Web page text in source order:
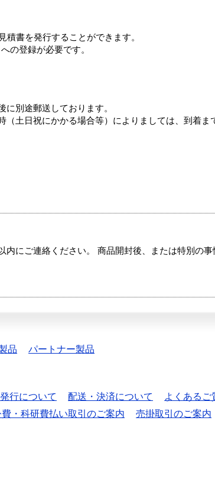
書を発行することができます。
の登録が必要です。
別途郵送しております。
土日祝にかかる場合等）によりましては、到着ま
にご連絡ください。 商品開封後、または特別の
品 パートナー製品
行について 配送・決済について
よくあるご
・科研費払い取引のご案内 売掛取引のご案内